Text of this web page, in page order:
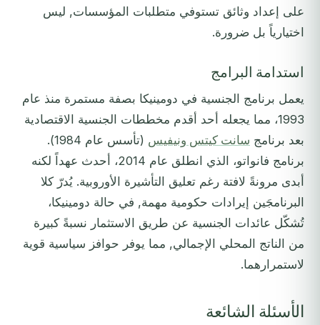
على إعداد وثائق تستوفي متطلبات المؤسسات, ليس
اختيارياً بل ضرورة.
استدامة البرامج
يعمل برنامج الجنسية في دومينيكا بصفة مستمرة منذ عام
1993، مما يجعله أحد أقدم مخططات الجنسية الاقتصادية
بعد برنامج سانت كيتس ونيفيس
(تأسس عام 1984).
برنامج فانواتو، الذي انطلق عام 2014، أحدث عهداً لكنه
أبدى مرونةً لافتة رغم تعليق التأشيرة الأوروبية. يُدرّ كلا
البرنامجَين إيرادات حكومية مهمة, في حالة دومينيكا،
تُشكّل عائدات الجنسية عن طريق الاستثمار نسبةً كبيرة
من الناتج المحلي الإجمالي, مما يوفر حوافز سياسية قوية
لاستمرارهما.
الأسئلة الشائعة